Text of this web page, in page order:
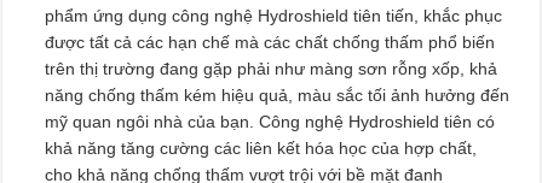
phẩm ứng dụng công nghệ Hydroshield tiên tiến, khắc phục
được tất cả các hạn chế mà các chất chống thấm phổ biến
trên thị trường đang gặp phải như màng sơn rỗng xốp, khả
năng chống thấm kém hiệu quả, màu sắc tối ảnh hưởng đến
mỹ quan ngôi nhà của bạn. Công nghệ Hydroshield tiên có
khả năng tăng cường các liên kết hóa học của hợp chất,
cho khả năng chống thấm vượt trội với bề mặt đanh